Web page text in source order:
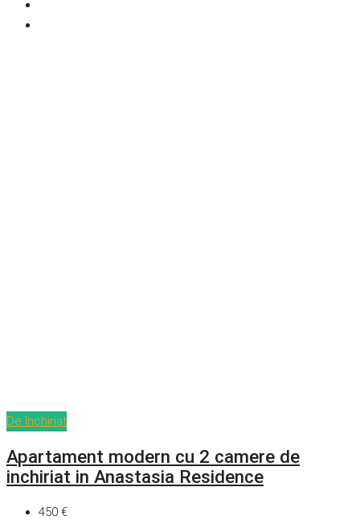
De închiriat
Apartament modern cu 2 camere de
inchiriat in Anastasia Residence
450 €